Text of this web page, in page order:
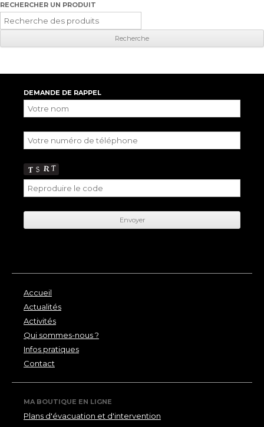
RECHERCHER UN PRODUIT
Recherche
pour
:
DEMANDE DE RAPPEL
Accueil
Actualités
Activités
Qui sommes-nous ?
Infos pratiques
Contact
MA BOUTIQUE EN LIGNE
Plans d'évacuation et d'intervention